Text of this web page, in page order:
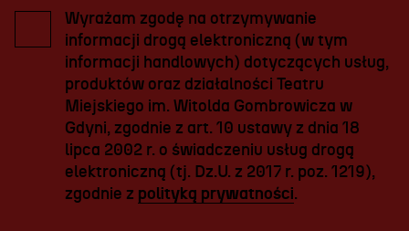
Wyrażam zgodę na otrzymywanie
informacji drogą elektroniczną (w tym
informacji handlowych) dotyczących usług,
produktów oraz działalności Teatru
Miejskiego im. Witolda Gombrowicza w
Gdyni, zgodnie z art. 10 ustawy z dnia 18
lipca 2002 r. o świadczeniu usług drogą
elektroniczną (tj. Dz.U. z 2017 r. poz. 1219),
zgodnie z polityką prywatności.